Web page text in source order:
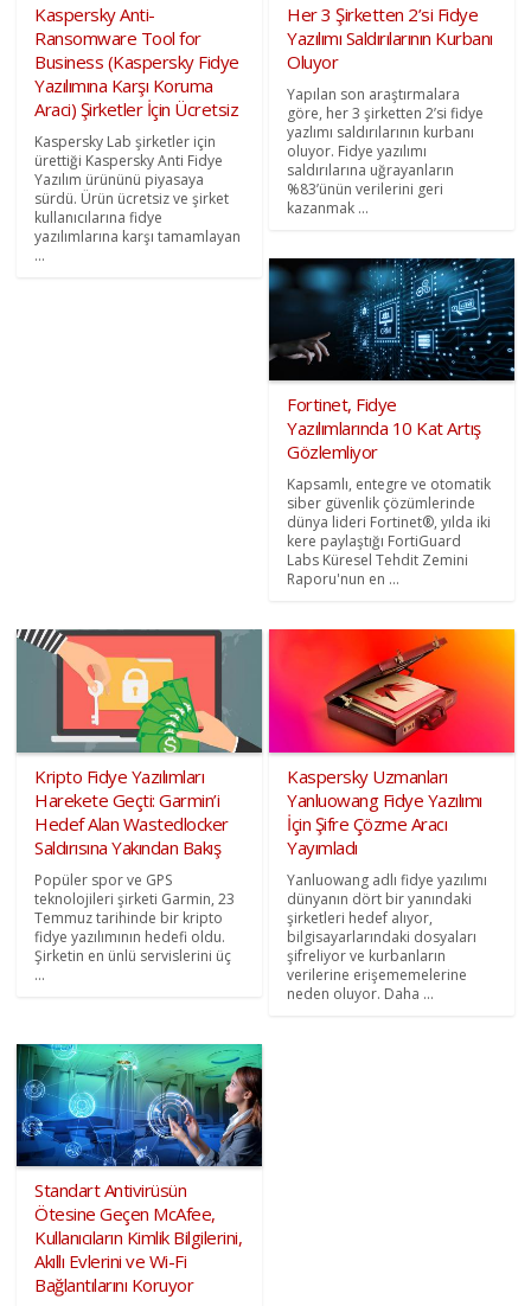
Kaspersky Anti-
Ransomware Tool for
Business (Kaspersky Fidye
Yazılımına Karşı Koruma
Araci) Şirketler İçin Ücretsiz
Kaspersky Lab şirketler için
ürettiği Kaspersky Anti Fidye
Yazılım ürününü piyasaya
sürdü. Ürün ücretsiz ve şirket
kullanıcılarına fidye
yazılımlarına karşı tamamlayan
...
Her 3 Şirketten 2’si Fidye
Yazılımı Saldırılarının Kurbanı
Oluyor
Yapılan son araştırmalara
göre, her 3 şirketten 2’si fidye
yazlımı saldırılarının kurbanı
oluyor. Fidye yazılımı
saldırılarına uğrayanların
%83’ünün verilerini geri
kazanmak ...
Fortinet, Fidye
Yazılımlarında 10 Kat Artış
Gözlemliyor
Kapsamlı, entegre ve otomatik
siber güvenlik çözümlerinde
dünya lideri Fortinet®, yılda iki
kere paylaştığı FortiGuard
Labs Küresel Tehdit Zemini
Raporu'nun en ...
Kripto Fidye Yazılımları
Harekete Geçti: Garmin’i
Hedef Alan Wastedlocker
Saldırısına Yakından Bakış
Popüler spor ve GPS
teknolojileri şirketi Garmin, 23
Temmuz tarihinde bir kripto
fidye yazılımının hedefi oldu.
Şirketin en ünlü servislerini üç
...
Kaspersky Uzmanları
Yanluowang Fidye Yazılımı
İçin Şifre Çözme Aracı
Yayımladı
Yanluowang adlı fidye yazılımı
dünyanın dört bir yanındaki
şirketleri hedef alıyor,
bilgisayarlarındaki dosyaları
şifreliyor ve kurbanların
verilerine erişememelerine
neden oluyor. Daha ...
Standart Antivirüsün
Ötesine Geçen McAfee,
Kullanıcıların Kimlik Bilgilerini,
Akıllı Evlerini ve Wi-Fi
Bağlantılarını Koruyor